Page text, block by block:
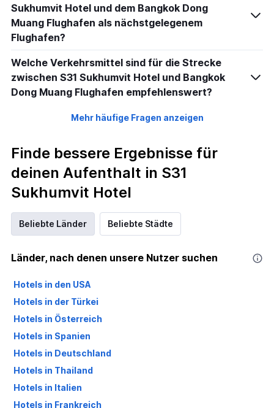
Sukhumvit Hotel und dem Bangkok Dong
Muang Flughafen als nächstgelegenem
Flughafen?
Welche Verkehrsmittel sind für die Strecke
zwischen S31 Sukhumvit Hotel und Bangkok
Dong Muang Flughafen empfehlenswert?
Mehr häufige Fragen anzeigen
Finde bessere Ergebnisse für
deinen Aufenthalt in S31
Sukhumvit Hotel
Beliebte Länder Beliebte Städte
Länder, nach denen unsere Nutzer suchen
Hotels in den USA
Hotels in der Türkei
Hotels in Österreich
Hotels in Spanien
Hotels in Deutschland
Hotels in Thailand
Hotels in Italien
Hotels in Frankreich